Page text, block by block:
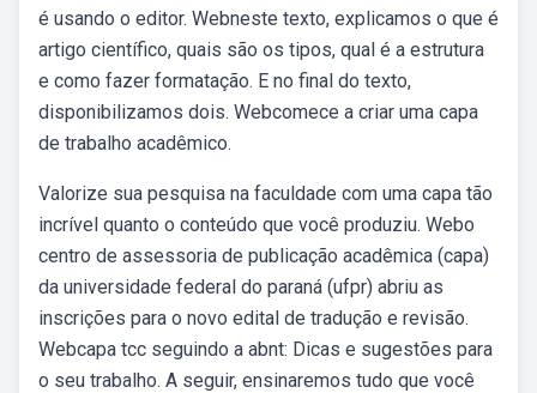
é usando o editor. Webneste texto, explicamos o que é
artigo científico, quais são os tipos, qual é a estrutura
e como fazer formatação. E no final do texto,
disponibilizamos dois. Webcomece a criar uma capa
de trabalho acadêmico.
Valorize sua pesquisa na faculdade com uma capa tão
incrível quanto o conteúdo que você produziu. Webo
centro de assessoria de publicação acadêmica (capa)
da universidade federal do paraná (ufpr) abriu as
inscrições para o novo edital de tradução e revisão.
Webcapa tcc seguindo a abnt: Dicas e sugestões para
o seu trabalho. A seguir, ensinaremos tudo que você